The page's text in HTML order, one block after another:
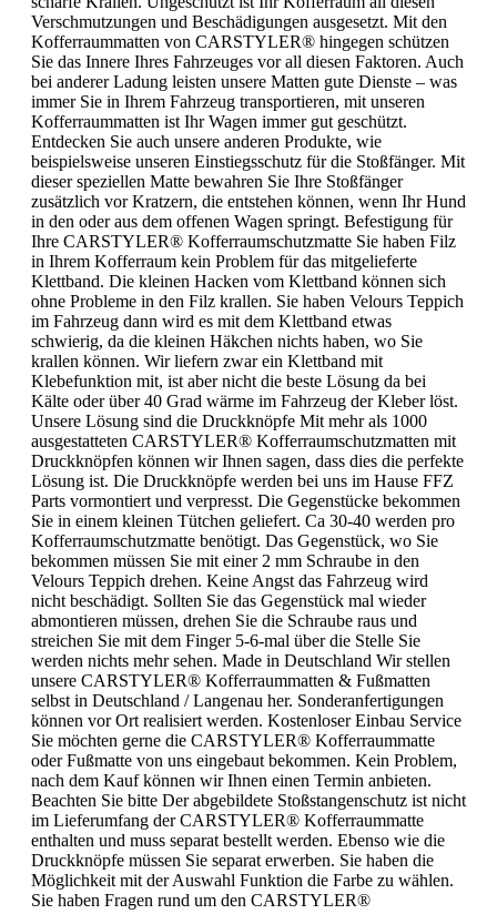
Verschmutzungen und Beschädigungen ausgesetzt. Mit den
Kofferraummatten von CARSTYLER® hingegen schützen
Sie das Innere Ihres Fahrzeuges vor all diesen Faktoren. Auch
bei anderer Ladung leisten unsere Matten gute Dienste – was
immer Sie in Ihrem Fahrzeug transportieren, mit unseren
Kofferraummatten ist Ihr Wagen immer gut geschützt.
Entdecken Sie auch unsere anderen Produkte, wie
beispielsweise unseren Einstiegsschutz für die Stoßfänger. Mit
dieser speziellen Matte bewahren Sie Ihre Stoßfänger
zusätzlich vor Kratzern, die entstehen können, wenn Ihr Hund
in den oder aus dem offenen Wagen springt. Befestigung für
Ihre CARSTYLER® Kofferraumschutzmatte Sie haben Filz
in Ihrem Kofferraum kein Problem für das mitgelieferte
Klettband. Die kleinen Hacken vom Klettband können sich
ohne Probleme in den Filz krallen. Sie haben Velours Teppich
im Fahrzeug dann wird es mit dem Klettband etwas
schwierig, da die kleinen Häkchen nichts haben, wo Sie
krallen können. Wir liefern zwar ein Klettband mit
Klebefunktion mit, ist aber nicht die beste Lösung da bei
Kälte oder über 40 Grad wärme im Fahrzeug der Kleber löst.
Unsere Lösung sind die Druckknöpfe Mit mehr als 1000
ausgestatteten CARSTYLER® Kofferraumschutzmatten mit
Druckknöpfen können wir Ihnen sagen, dass dies die perfekte
Lösung ist. Die Druckknöpfe werden bei uns im Hause FFZ
Parts vormontiert und verpresst. Die Gegenstücke bekommen
Sie in einem kleinen Tütchen geliefert. Ca 30-40 werden pro
Kofferraumschutzmatte benötigt. Das Gegenstück, wo Sie
bekommen müssen Sie mit einer 2 mm Schraube in den
Velours Teppich drehen. Keine Angst das Fahrzeug wird
nicht beschädigt. Sollten Sie das Gegenstück mal wieder
abmontieren müssen, drehen Sie die Schraube raus und
streichen Sie mit dem Finger 5-6-mal über die Stelle Sie
werden nichts mehr sehen. Made in Deutschland Wir stellen
unsere CARSTYLER® Kofferraummatten & Fußmatten
selbst in Deutschland / Langenau her. Sonderanfertigungen
können vor Ort realisiert werden. Kostenloser Einbau Service
Sie möchten gerne die CARSTYLER® Kofferraummatte
oder Fußmatte von uns eingebaut bekommen. Kein Problem,
nach dem Kauf können wir Ihnen einen Termin anbieten.
Beachten Sie bitte Der abgebildete Stoßstangenschutz ist nicht
im Lieferumfang der CARSTYLER® Kofferraummatte
enthalten und muss separat bestellt werden. Ebenso wie die
Druckknöpfe müssen Sie separat erwerben. Sie haben die
Möglichkeit mit der Auswahl Funktion die Farbe zu wählen.
Sie haben Fragen rund um den CARSTYLER®